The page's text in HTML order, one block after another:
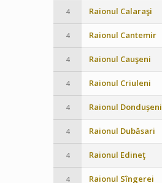
4 Raionul Calaraşi
4 Raionul Cantemir
4 Raionul Cauşeni
4 Raionul Criuleni
4 Raionul Dondușeni
4 Raionul Dubăsari
4 Raionul Edineţ
4 Raionul Sîngerei